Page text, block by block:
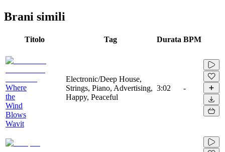
Brani simili
Titolo Tag Durata BPM
Where
the
Wind
Blows
Wavit
Electronic/Deep House,
Strings, Piano, Advertising,
Happy, Peaceful
3:02 -